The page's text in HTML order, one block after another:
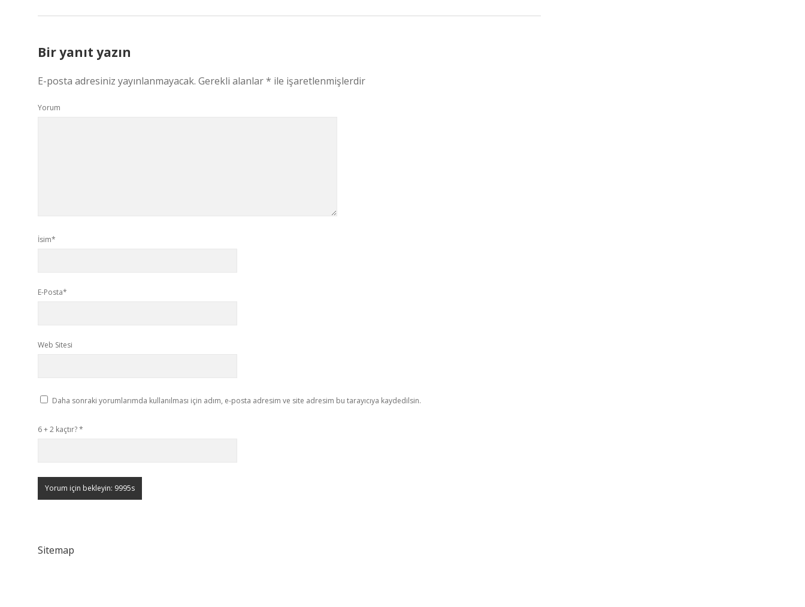
Bir yanıt yazın
E-posta adresiniz yayınlanmayacak. Gerekli alanlar* ile işaretlenmişlerdir
Yorum
İsim*
E-Posta*
Web Sitesi
Daha sonraki yorumlarımda kullanılması için adım, e-posta adresim ve site adresim bu tarayıcıya kaydedilsin.
6 + 2 kaçtır?*
Sitemap